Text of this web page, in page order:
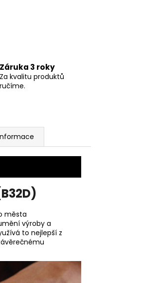
Záruka 3 roky
Za kvalitu produktů
ručíme.
města
výroby a
to nejlepší z